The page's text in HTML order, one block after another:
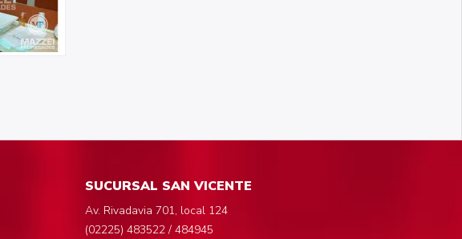
SUCURSAL SAN VICENTE
Av. Rivadavia 701, local 124
(02225) 483522 / 484945